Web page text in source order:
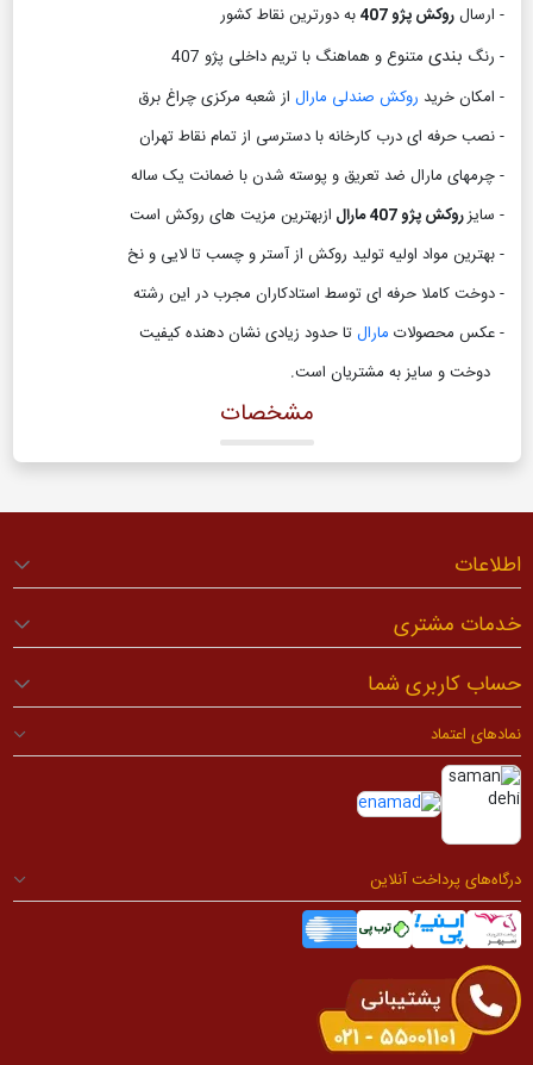
- ارسالروکش پژو 407
به دورترین نقاط کشور
- رنگ بندی متنوع و هماهنگ با تریم داخلی پژو 407
- امکان خرید روکش صندلی مارال از شعبه مرکزی چراغ برق
- نصب حرفه ای درب کارخانه با دسترسی از تمام نقاط تهران
- چرمهای مارال ضد تعریق و پوسته شدن با ضمانت یک ساله
- سایزروکش پژو 407 مارال
ازبهترین مزیت های روکش است
- بهترین مواد اولیه تولید روکش از آستر و چسب تا لایی و نخ
- دوخت کاملا حرفه ای توسط استادکاران مجرب در این رشته
- عکس محصولات مارالتا حدود زیادی نشان دهنده کیفیت
دوخت و سایز به مشتریان است.
مشخصات
اطلاعات
خدمات مشتری
حساب کاربری شما
نمادهای اعتماد
درگاه‌های پرداخت آنلاین